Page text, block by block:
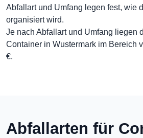
Abfallart und Umfang legen fest, wie
organisiert wird.
Je nach Abfallart und Umfang liegen
Container in Wustermark im Bereich
€.
Abfallarten für